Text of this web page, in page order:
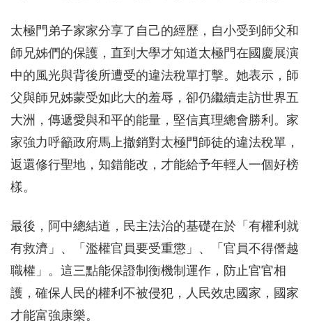
太極門弟子家家分享了自己的經歷，自小受到師父和
師兄姊們的保護，直到大學才知道太極門在國慶展演
中的風光與背後所遭受的違法稅單打擊。她表示，師
父與師兄姊蒙受如此大的羞辱，卻仍繼續走訪世界五
大洲，傳遞愛與和平的能量，堅信真理總會勝利。家
家強力呼籲政府馬上撤銷對太極門師徒的違法稅單，
返還修行聖地，知錯能改，才能給予年輕人一個好榜
樣。
最後，阿中總結道，民主法治的基礎在於「有權利就
有救濟」、「濫權官員要受重懲」、「官員不得僭越
職權」。這三點能保證制衡機制運作，防止官官相
護，確保人民的權利不被侵犯，人民效忠國家，國家
才能富強康樂。